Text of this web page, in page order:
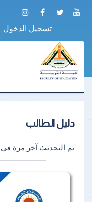
تسجيل الدخول
دليل الطالب
تم التحديث آخر مرة في